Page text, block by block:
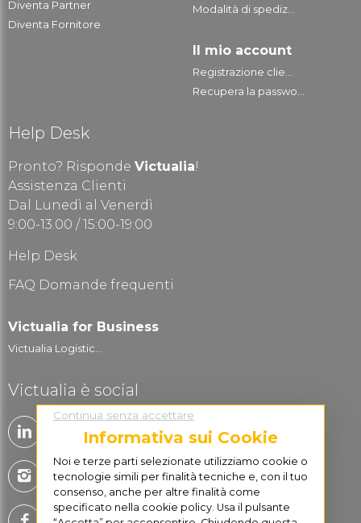
Diventa Partner
Diventa Fornitore
Modalità di spediz...
Il mio account
Registrazione clie...
Recupera la passwo...
Help Desk
Pronto? Risponde Victualia!
Assistenza Clienti
Dal Lunedì al Venerdì
9:00-13.00 / 15:00-19:00
Help Desk
FAQ Domande frequenti
Victualia for Business
Victualia Logistic...
Victualia è social
Continua senza accettare
Informativa sui Cookie
Noi e terze parti selezionate utilizziamo cookie o
tecnologie simili per finalità tecniche e, con il tuo
consenso, anche per altre finalità come
specificato nella cookie policy. Usa il pulsante